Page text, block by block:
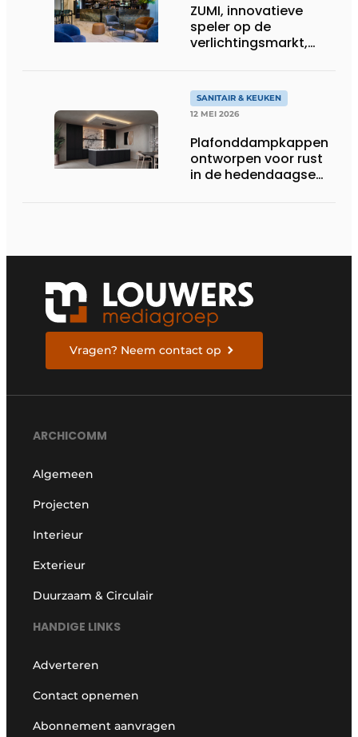
ZUMI, innovatieve
speler op de
verlichtingsmarkt,
SANITAIR & KEUKEN
12 MEI 2026
Plafonddampkappen
ontworpen voor rust
in de hedendaagse
Vragen? Neem contact op
ARCHICOMM
Algemeen
Projecten
Interieur
Exterieur
Duurzaam & Circulair
HANDIGE LINKS
Adverteren
Contact opnemen
Abonnement aanvragen